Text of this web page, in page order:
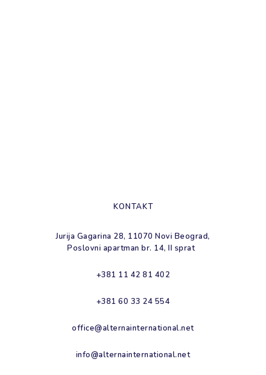
KONTAKT
Jurija Gagarina 28, 11070 Novi Beograd,
Poslovni apartman br. 14, II sprat
+381 11 42 81 402
+381 60 33 24 554
office@alternainternational.net
info@alternainternational.net